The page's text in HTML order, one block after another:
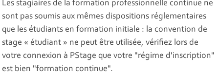
Les stagiaires de la formation professionnelle continue ne
sont pas soumis aux mêmes dispositions réglementaires
que les étudiants en formation initiale : la convention de
stage « étudiant » ne peut être utilisée, vérifiez lors de
votre connexion à PStage que votre "régime d'inscription"
est bien "formation continue".